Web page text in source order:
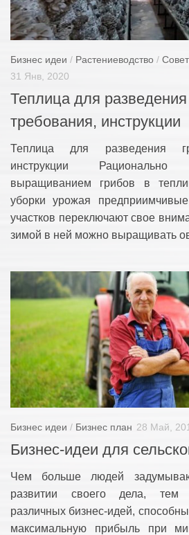
Купить
Животноводство
Советы фермерам
Содержание и уход
Корма
Бизнес план
Книги
Советы огородникам
Семена и рассада
Книги
Строительство
Хоз. постройки
Ландшафтный дизайн
Приусадебные постройки
Дачный дом
Сельский дом
Забор и ворота
Бизнес идеи / Растениеводство /
31 Янв, 2020
Теплица для разведения
требования, инструкции
Теплица для разведения
инструкции
выращиванием грибов в
уборки урожая
участков переключают свое
зимой в ней можно выращивать
Бизнес идеи / Бизнес план 28 Май,
Бизнес-идеи для
Чем больше людей
развитии своего дела, тем
различных бизнес-идей,
максимальную прибыль при